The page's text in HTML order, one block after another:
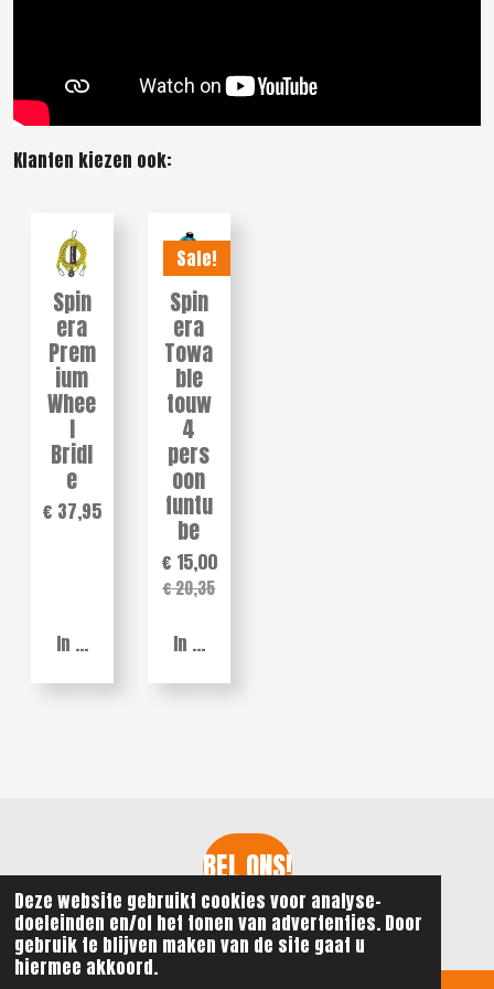
Deze website gebruikt cookies voor analyse-
doeleinden en/of het tonen van advertenties. Door
gebruik te blijven maken van de site gaat u
hiermee akkoord.
Klanten kiezen ook:
Spin
era
Prem
ium
Whee
l
Bridl
e
€ 37,95
In winkelwagen
Sale!
Spin
era
Towa
ble
touw
4
pers
oon
funtu
be
€ 15,00
€ 20,35
In winkelwagen
BEL ONS!
© 2021 - 2026 ReGi Watersport